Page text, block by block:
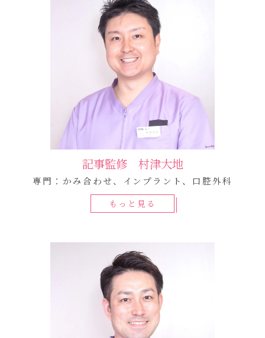
記事監修 村津大地
専門：かみ合わせ、インプラント、口腔外科
もっと見る